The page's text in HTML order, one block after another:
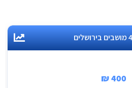
400 ₪